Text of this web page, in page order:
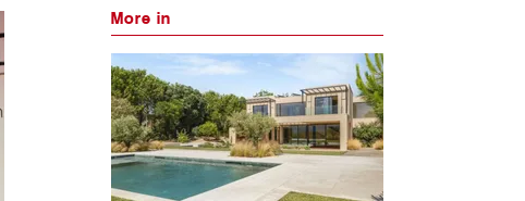
More in